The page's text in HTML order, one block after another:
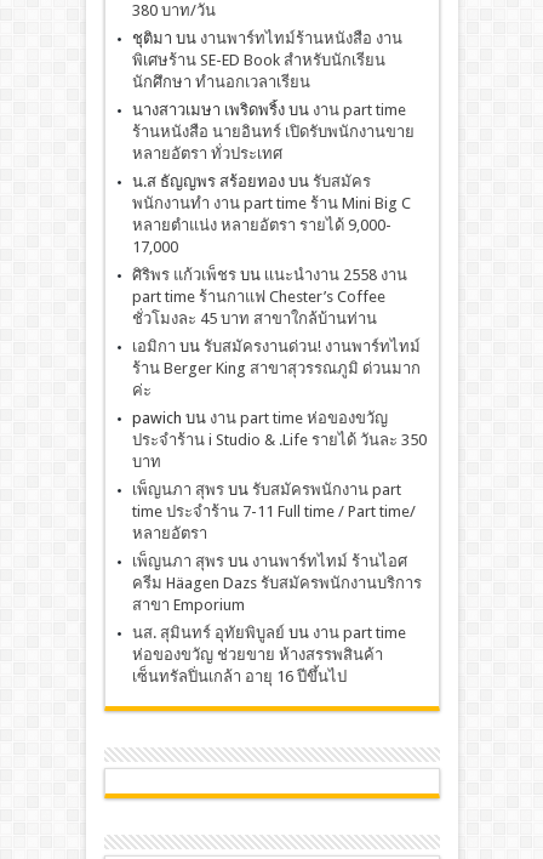
380 บาท/วัน
ชุติมา บน งานพาร์ทไทม์ร้านหนังสือ งาน
พิเศษร้าน SE-ED Book สำหรับนักเรียน
นักศึกษา ทำนอกเวลาเรียน
นางสาวเมษา เพริดพริ้งบน งาน part time
ร้านหนังสือ นายอินทร์ เปิดรับพนักงานขาย
หลายอัตรา ทั่วประเทศ
น.ส ธัญญพร สร้อยทองบน รับสมัคร
พนักงานทำ งาน part time ร้าน Mini Big C
หลายตำแน่ง หลายอัตรา รายได้ 9,000-
17,000
ศิริพร แก้วเพ็ชรบน เเนะนำงาน 2558 งาน
part time ร้านกาแฟ Chester’s Coffee
ชั่วโมงละ 45 บาท สาขาใกล้บ้านท่าน
เอมิกา บน รับสมัครงานด่วน! งานพาร์ทไทม์
ร้าน Berger King สาขาสุวรรณภูมิ ด่วนมาก
ค่ะ
pawich บน งาน part time ห่อของขวัญ
ประจำร้าน i Studio & .Life รายได้ วันละ 350
บาท
เพ็ญนภา สุพรบน รับสมัครพนักงาน part
time ประจำร้าน 7-11 Full time / Part time/
หลายอัตรา
เพ็ญนภา สุพรบน งานพาร์ทไทม์ ร้านไอศ
ครีม Häagen Dazs รับสมัครพนักงานบริการ
สาขา Emporium
นส. สุมินทร์ อุทัยพิบูลย์ บน งาน part time
ห่อของขวัญ ช่วยขาย ห้างสรรพสินค้า
เซ็นทรัลปิ่นเกล้า อายุ 16 ปีขึ้นไป